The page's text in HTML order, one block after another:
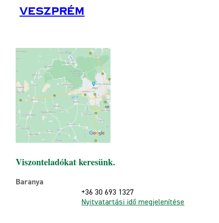
Veszprém
Viszonteladókat keresünk.
Baranya
+36 30 693 1327
Nyitvatartási idő megjelenítése